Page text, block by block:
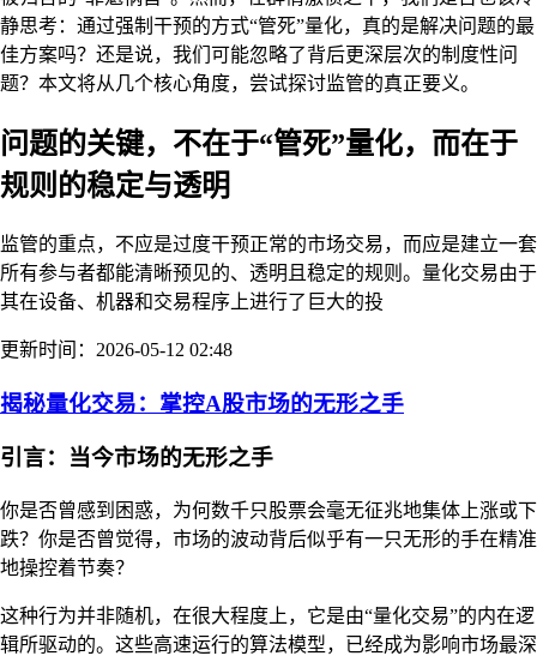
静思考：通过强制干预的方式“管死”量化，真的是解决问题的最
佳方案吗？还是说，我们可能忽略了背后更深层次的制度性问
题？本文将从几个核心角度，尝试探讨监管的真正要义。
问题的关键，不在于“管死”量化，而在于
规则的稳定与透明
监管的重点，不应是过度干预正常的市场交易，而应是建立一套
所有参与者都能清晰预见的、透明且稳定的规则。量化交易由于
其在设备、机器和交易程序上进行了巨大的投
更新时间：2026-05-12 02:48
揭秘量化交易：掌控A股市场的无形之手
引言：当今市场的无形之手
你是否曾感到困惑，为何数千只股票会毫无征兆地集体上涨或下
跌？你是否曾觉得，市场的波动背后似乎有一只无形的手在精准
地操控着节奏？
这种行为并非随机，在很大程度上，它是由“量化交易”的内在逻
辑所驱动的。这些高速运行的算法模型，已经成为影响市场最深